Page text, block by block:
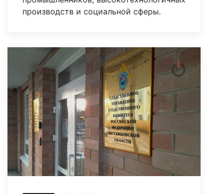
производств и социальной сферы.